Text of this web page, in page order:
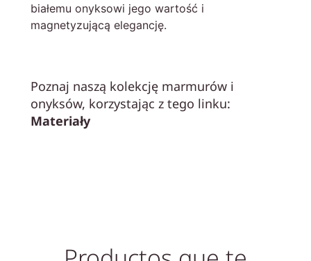
białemu onyksowi jego wartość i
magnetyzującą elegancję.
Poznaj naszą kolekcję marmurów i
onyksów, korzystając z tego linku:
Materiały